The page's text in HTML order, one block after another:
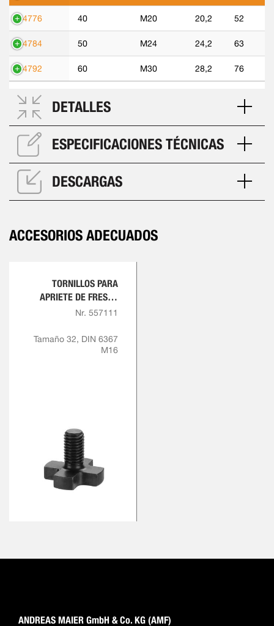
44776 40 M20 20,2 52
44784 50 M24 24,2 63
44792 60 M30 28,2 76
DETALLES
ESPECIFICACIONES TÉCNICAS
DESCARGAS
ACCESORIOS ADECUADOS
TORNILLOS PARA
APRIETE DE FRESAS
PARA PORTAFRESAS
Nr. 557111
Tamaño 32, DIN 6367
M16
ANDREAS MAIER GmbH & Co. KG (AMF)